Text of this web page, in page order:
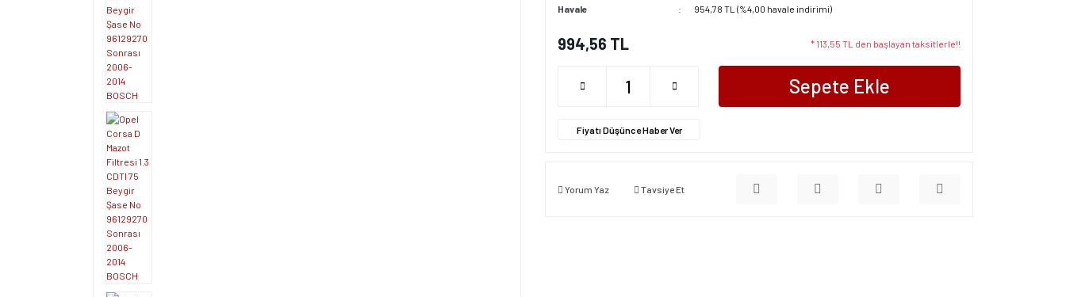
Havale
954,78 TL (%4,00 havale indirimi)
994,56 TL * 113,55 TL den başlayan taksitlerle!!
Sepete Ekle
Fiyatı Düşünce Haber Ver
Yorum Yaz Tavsiye Et